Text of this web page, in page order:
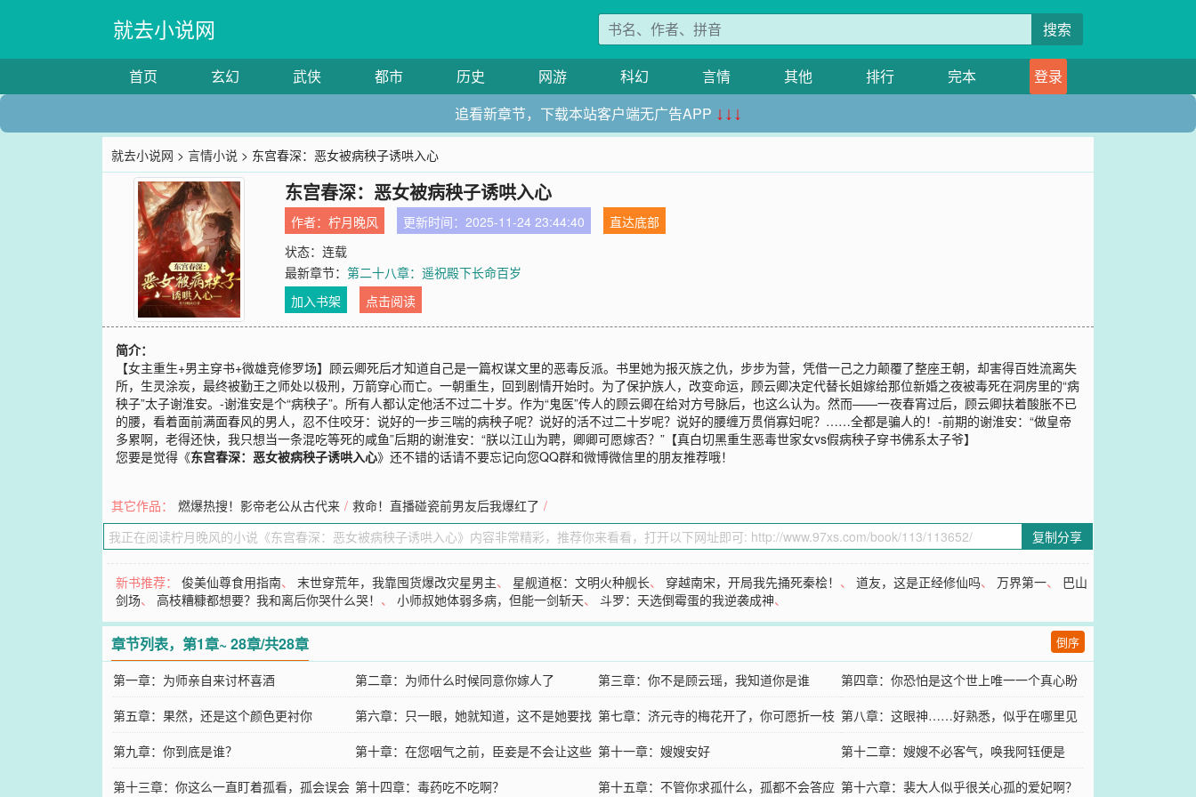
就去小说网 搜索
首页 玄幻 武侠 都市 历史 网游 科幻 言情 其他 排行 完本
登录
追看新章节，下载本站客户端无广告APP ↓↓↓
就去小说网 >言情小说 > 东宫春深：恶女被病秧子诱哄入心
东宫春深：恶女被病秧子诱哄入心
作者：柠月晚风 更新时间：2025-11-24 23:44:40
直达底部
状态：连载
最新章节：第二十八章：遥祝殿下长命百岁
加入书架
点击阅读
简介：
【女主重生+男主穿书+微雄竞修罗场】顾云卿死后才知道自己是一篇权谋文里的恶毒反派。书里她为报灭族之仇，步步为营，凭借一己之力颠覆了整座王朝，却害得百姓流离失
所，生灵涂炭，最终被勤王之师处以极刑，万箭穿心而亡。一朝重生，回到剧情开始时。为了保护族人，改变命运，顾云卿决定代替长姐嫁给那位新婚之夜被毒死在洞房里的“病
秧子”太子谢淮安。-谢淮安是个“病秧子”。所有人都认定他活不过二十岁。作为“鬼医”传人的顾云卿在给对方号脉后，也这么认为。然而——一夜春宵过后，顾云卿扶着酸胀不已
的腰，看着面前满面春风的男人，忍不住咬牙：说好的一步三喘的病秧子呢？说好的活不过二十岁呢？说好的腰缠万贯俏寡妇呢？……全都是骗人的！-前期的谢淮安：“做皇帝
多累啊，老得还快，我只想当一条混吃等死的咸鱼”后期的谢淮安：“朕以江山为聘，卿卿可愿嫁否？”【真白切黑重生恶毒世家女vs假病秧子穿书佛系太子爷】
您要是觉得《东宫春深：恶女被病秧子诱哄入心》还不错的话请不要忘记向您QQ群和微博微信里的朋友推荐哦！
其它作品： 燃爆热搜！影帝老公从古代来 / 救命！直播碰瓷前男友后我爆红了 /
复制分享
新书推荐：俊美仙尊食用指南、末世穿荒年，我靠囤货爆改灾星男主、 星舰道枢：文明火种舰长、 穿越南宋，开局我先捅死秦桧！ 、道友，这是正经修仙吗、万界第一、 巴山
剑场、高枝糟糠都想要？我和离后你哭什么哭！ 、小师叔她体弱多病，但能一剑斩天、斗罗：天选倒霉蛋的我逆袭成神、
章节列表，第1章~ 28章/共28章 倒序
第一章：为师亲自来讨杯喜酒 第二章：为师什么时候同意你嫁人了 第三章：你不是顾云瑶，我知道你是谁
第四章：你恐怕是这个世上唯一一个真心盼
我活着的人
第五章：果然，还是这个颜色更衬你
第六章：只一眼，她就知道，这不是她要找
的人
第七章：济元寺的梅花开了，你可愿折一枝
赠予我？
第八章：这眼神……好熟悉，似乎在哪里见
过
第九章：你到底是谁？
第十章：在您咽气之前，臣妾是不会让这些
流言蜚语传出去的
第十一章：嫂嫂安好
第十二章：嫂嫂不必客气，唤我阿钰便是
第十三章：你这么一直盯着孤看，孤会误会 第十四章：毒药吃不吃啊？ 第十五章：不管你求孤什么，孤都不会答应 第十六章：裴大人似乎很关心孤的爱妃啊？